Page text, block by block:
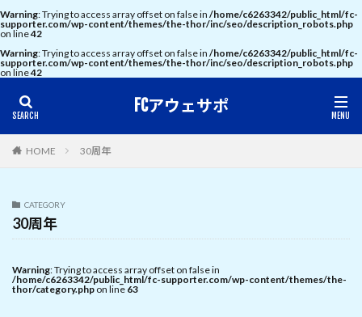
Warning: Trying to access array offset on false in /home/c6263342/public_html/fc-
supporter.com/wp-content/themes/the-thor/inc/seo/description_robots.php
on line42
Warning: Trying to access array offset on false in /home/c6263342/public_html/fc-
supporter.com/wp-content/themes/the-thor/inc/seo/description_robots.php
on line42
FCアウェサポ
HOME 30周年
CATEGORY
30周年
Warning: Trying to access array offset on false in
/home/c6263342/public_html/fc-supporter.com/wp-content/themes/the-
thor/category.php on line 63